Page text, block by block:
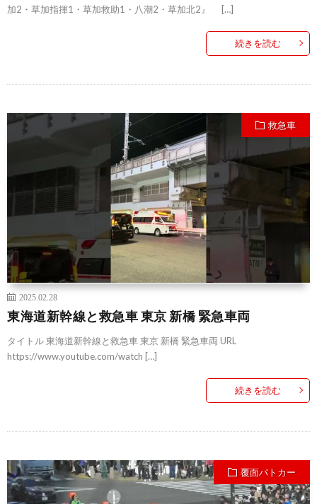
加2・草加指揮1・草加救助1・八潮2・草加北2』 […]
続きを読む
救急車
2025.02.28
東海道新幹線と救急車 東京 新橋 緊急車両
タイトル 東海道新幹線と救急車 東京 新橋 緊急車両 URL
https://www.youtube.com/watch […]
続きを読む
覆面パトカー